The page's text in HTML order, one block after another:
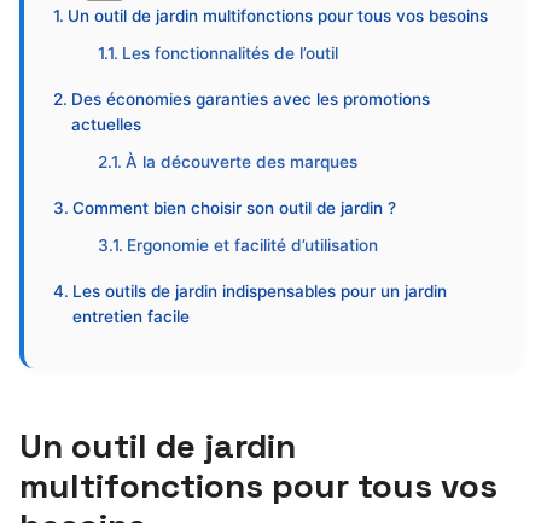
Un outil de jardin multifonctions pour tous vos besoins
Les fonctionnalités de l’outil
Des économies garanties avec les promotions
actuelles
À la découverte des marques
Comment bien choisir son outil de jardin ?
Ergonomie et facilité d’utilisation
Les outils de jardin indispensables pour un jardin
entretien facile
Un outil de jardin
multifonctions pour tous vos